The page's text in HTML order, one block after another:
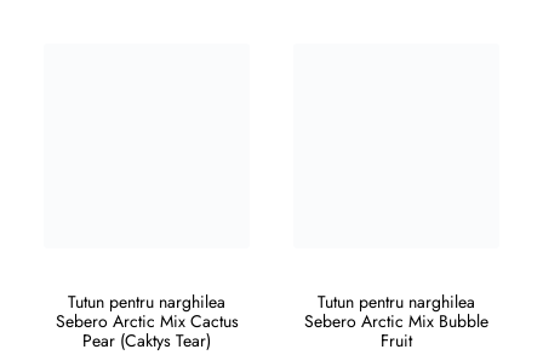
CITEȘTE MAI MULT
Tutun pentru narghilea
Sebero Arctic Mix Cactus
Pear (Caktys Tear)
CITEȘTE MAI MULT
Tutun pentru narghilea
Sebero Arctic Mix Bubble
Fruit